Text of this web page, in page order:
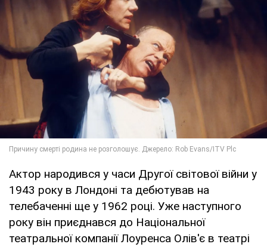
Актор народився у часи Другої світової війни у
1943 року в Лондоні та дебютував на
телебаченні ще у 1962 році. Уже наступного
року він приєднався до Національної
театральної компанії Лоуренса Олів'є в театрі